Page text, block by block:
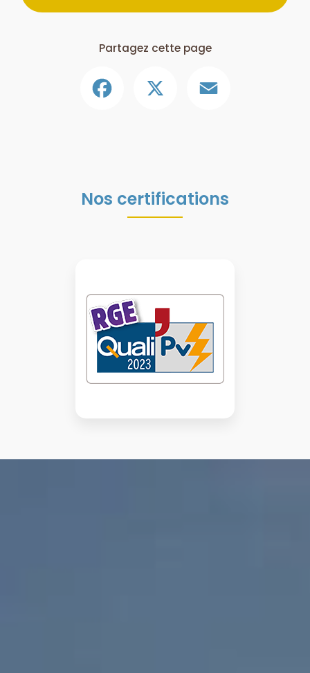
Partagez cette page
Nos certifications